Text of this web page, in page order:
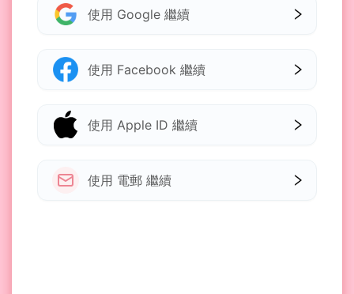
使用 Google 繼續
使用 Facebook 繼續
使用 Apple ID 繼續
使用 電郵 繼續